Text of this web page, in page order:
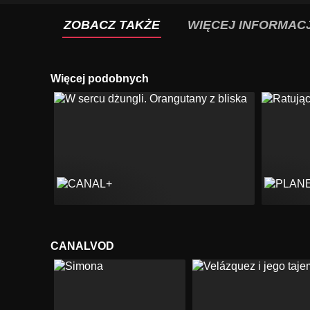
ZOBACZ TAKŻE WIĘCEJ
Więcej podobnych
CANALVOD